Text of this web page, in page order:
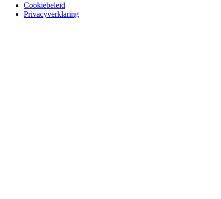
Cookiebeleid
Privacyverklaring